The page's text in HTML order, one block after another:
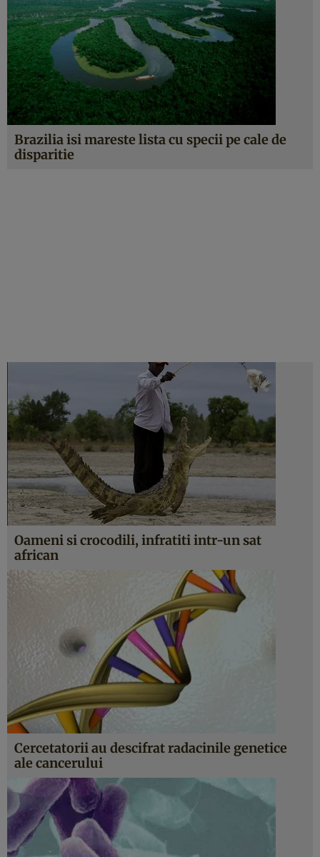
Brazilia isi mareste lista cu specii pe cale de
disparitie
Oameni si crocodili, infratiti intr-un sat
african
Cercetatorii au descifrat radacinile genetice
ale cancerului